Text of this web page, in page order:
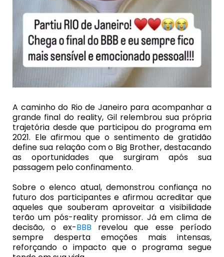
A caminho do Rio de Janeiropara acompanhar a
grande final do reality, Gil relembrou sua própria
trajetória desde que participou do programa em
2021. Ele afirmou que o sentimento de gratidão
define sua relação com o Big Brother, destacando
as oportunidades que surgiram após sua
passagem pelo confinamento.
Sobre o elenco atual, demonstrou confiança no
futuro dos participantes e afirmou acreditar que
aqueles que souberam aproveitar a visibilidade
terão um pós-reality promissor. Já em clima de
decisão, o ex-BBB revelou que esse período
sempre desperta emoções mais intensas,
reforçando o impacto que o programa segue